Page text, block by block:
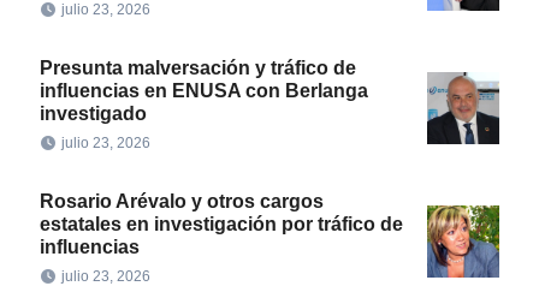
julio 23, 2026
Presunta malversación y tráfico de
influencias en ENUSA con Berlanga
investigado
julio 23, 2026
Rosario Arévalo y otros cargos
estatales en investigación por tráfico de
influencias
julio 23, 2026